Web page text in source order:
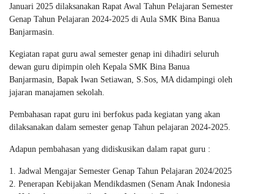
Januari 2025 dilaksanakan Rapat Awal Tahun Pelajaran Semester
Genap Tahun Pelajaran 2024-2025 di Aula SMK Bina Banua
Banjarmasin.
Kegiatan rapat guru awal semester genap ini dihadiri seluruh
dewan guru dipimpin oleh Kepala SMK Bina Banua
Banjarmasin, Bapak Iwan Setiawan, S.Sos, MA didampingi oleh
jajaran manajamen sekolah.
Pembahasan rapat guru ini berfokus pada kegiatan yang akan
dilaksanakan dalam semester genap Tahun pelajaran 2024-2025.
Adapun pembahasan yang didiskusikan dalam rapat guru :
Jadwal Mengajar Semester Genap Tahun Pelajaran 2024/2025
Penerapan Kebijakan Mendikdasmen (Senam Anak Indonesia